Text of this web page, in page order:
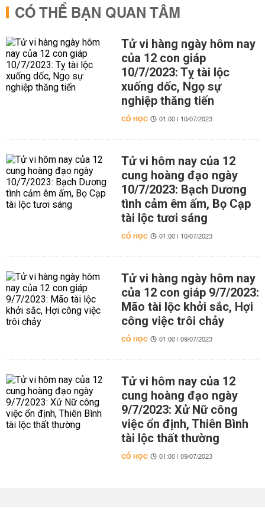
CÓ THỂ BẠN QUAN TÂM
Tử vi hàng ngày hôm nay
của 12 con giáp
10/7/2023: Tỵ tài lộc
xuống dốc, Ngọ sự
nghiệp thăng tiến
CỔ HỌC 01:00 | 10/07/2023
Tử vi hôm nay của 12
cung hoàng đạo ngày
10/7/2023: Bạch Dương
tình cảm êm ấm, Bọ Cạp
tài lộc tươi sáng
CỔ HỌC 01:00 | 10/07/2023
Tử vi hàng ngày hôm nay
của 12 con giáp 9/7/2023:
Mão tài lộc khởi sắc, Hợi
công việc trôi chảy
CỔ HỌC 01:00 | 09/07/2023
Tử vi hôm nay của 12
cung hoàng đạo ngày
9/7/2023: Xử Nữ công
việc ổn định, Thiên Bình
tài lộc thất thường
CỔ HỌC 01:00 | 09/07/2023